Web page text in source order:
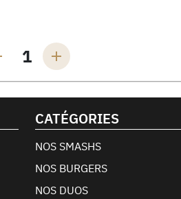
1
CATÉGORIES
NOS SMASHS
NOS BURGERS
NOS DUOS